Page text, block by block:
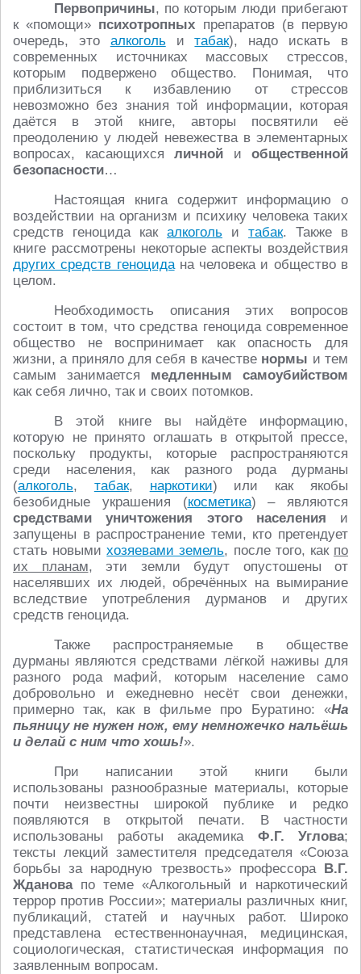
Первопричины, по которым люди прибегают
к «помощи» психотропных препаратов (в первую
очередь, это алкогольитабак), надо искать в
современных источниках массовых стрессов,
которым подвержено общество. Понимая, что
приблизиться к избавлению от стрессов
невозможно без знания той информации, которая
даётся в этой книге, авторы посвятили её
преодолению у людей невежества в элементарных
вопросах, касающихся личной и общественной
безопасности…
Настоящая книга содержит информацию о
воздействии на организм и психику человека таких
средств геноцида как алкоголь и табак. Также в
книге рассмотрены некоторые аспекты воздействия
других средств геноцидана человека и общество в
целом.
Необходимость описания этих вопросов
состоит в том, что средства геноцида современное
общество не воспринимает как опасность для
жизни, а приняло для себя в качестве нормы и тем
самым занимается медленным самоубийством
как себя лично, так и своих потомков.
В этой книге вы найдёте информацию,
которую не принято оглашать в открытой прессе,
поскольку продукты, которые распространяются
среди населения, как разного рода дурманы
(алкоголь, табак, наркотики) или как якобы
безобидные украшения (косметика) – являются
средствами уничтожения этого населения и
запущены в распространение теми, кто претендует
стать новымихозяевами земель, после того, как по
их планам, эти земли будут опустошены от
населявших их людей, обречённых на вымирание
вследствие употребления дурманов и других
средств геноцида.
Также распространяемые в обществе
дурманы являются средствами лёгкой наживы для
разного рода мафий, которым население само
добровольно и ежедневно несёт свои денежки,
примерно так, как в фильме про Буратино: «На
пьяницу не нужен нож, ему немножечко нальёшь
и делай с ним что хошь!».
При написании этой книги были
использованы разнообразные материалы, которые
почти неизвестны широкой публике и редко
появляются в открытой печати. В частности
использованы работы академика Ф.Г. Углова;
тексты лекций заместителя председателя «Союза
борьбы за народную трезвость» профессора В.Г.
Ждановапо теме «Алкогольный и наркотический
террор против России»; материалы различных книг,
публикаций, статей и научных работ. Широко
представлена естественнонаучная, медицинская,
социологическая, статистическая информация по
заявленным вопросам.